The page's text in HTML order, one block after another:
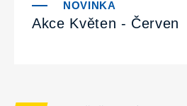
Akce Květen - Červen